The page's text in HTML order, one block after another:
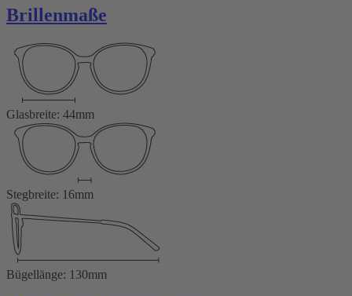
Brillenmaße
Glasbreite: 44mm
Stegbreite: 16mm
Bügellänge: 130mm